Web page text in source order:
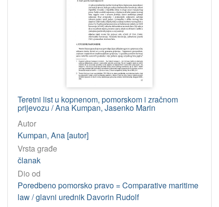
Teretni list u kopnenom, pomorskom i zračnom
prijevozu / Ana Kumpan, Jasenko Marin
Autor
Kumpan, Ana [autor]
Vrsta građe
članak
Dio od
Poredbeno pomorsko pravo = Comparative maritime
law / glavni urednik Davorin Rudolf